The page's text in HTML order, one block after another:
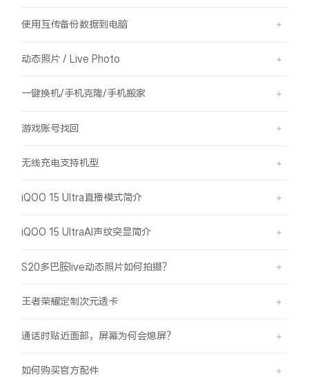
使用互传备份数据到电脑
动态照片 / Live Photo
一键换机/手机克隆/手机搬家
游戏账号找回
无线充电支持机型
iQOO 15 Ultra直播模式简介
iQOO 15 UltraAI声纹突显简介
S20多巴胺live动态照片如何拍摄？
王者荣耀定制次元透卡
通话时贴近面部，屏幕为何会熄屏？
如何购买官方配件